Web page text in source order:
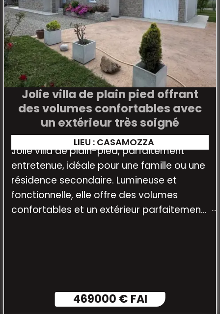
Jolie villa de plain pied offrant
des volumes confortables avec
un extérieur très soigné
LIEU : CASAMOZZA
Jolie villa de plain-pied, parfaitement
entretenue, idéale pour une famille ou une
résidence secondaire. Lumineuse et
fonctionnelle, elle offre des volumes
confortables et un extérieur parfaitement
469000 € FAI